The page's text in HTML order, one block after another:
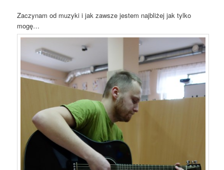
Zaczynam od muzyki i jak zawsze jestem najbliżej jak tylko
mogę…